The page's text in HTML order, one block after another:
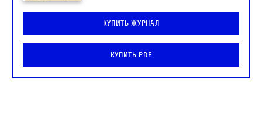
Купить журнал
Купить PDF